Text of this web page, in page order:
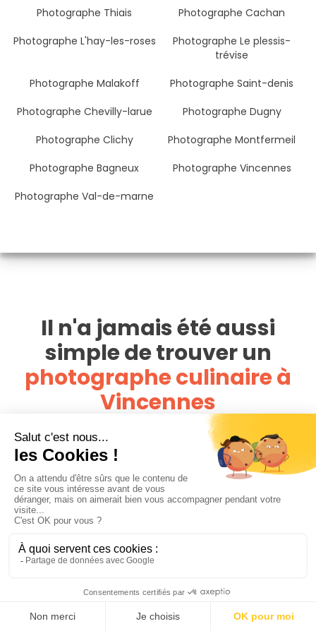
Photographe Thiais
Photographe Cachan
Photographe L'hay-les-roses
Photographe Le plessis-
trévise
Photographe Malakoff
Photographe Saint-denis
Photographe Chevilly-larue
Photographe Dugny
Photographe Clichy
Photographe Montfermeil
Photographe Bagneux
Photographe Vincennes
Photographe Val-de-marne
Il n'a jamais été aussi
simple de trouver un
photographe culinaire à
Vincennes
Avec un réseau de plus de 4 000 photographes,
PhotoPresta est présent dans toute la France. Cherchez,
comparez parmi toutes les offres disponibles autour du lieu
de votre plat et évitez de payer des frais de déplacements.
Regardez les portfolios des photographes et assurez-vous
Assurez-vous aussi que le coût des services du
photographe est en adéquation avec votre budget. Lisez
les commentaires et les avis des clients, cela peut vous
de la façon dont il gère les clients. Contactez enfin les